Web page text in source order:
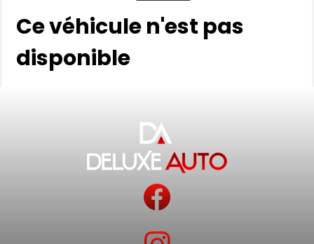
Ce véhicule n'est pas
disponible